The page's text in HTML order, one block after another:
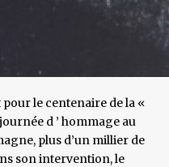
le centenaire de la «
d ’ hommage au
plus d’un millier de
son intervention, le